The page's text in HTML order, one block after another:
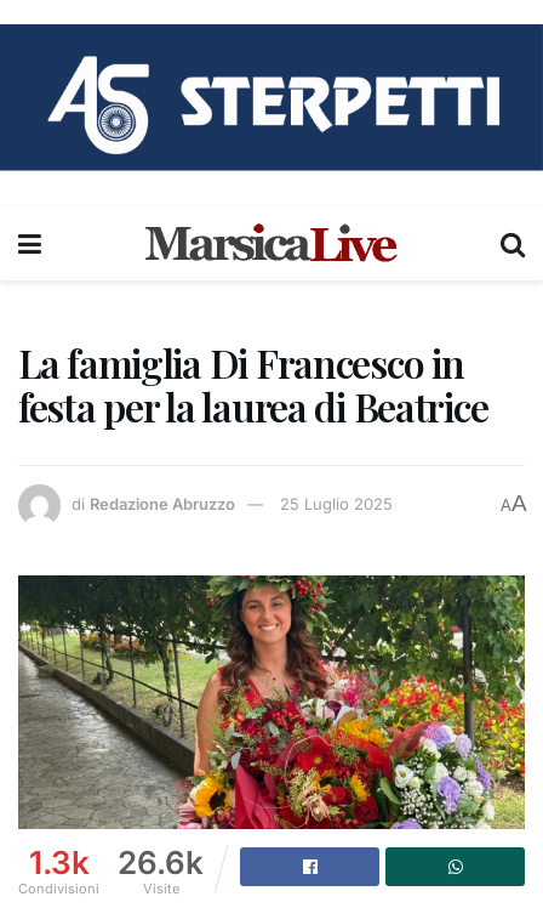
La famiglia Di Francesco in
festa per la laurea di Beatrice
di Redazione Abruzzo 25 Luglio 2025 AA
1.3k
Condivisioni
26.6k
Visite